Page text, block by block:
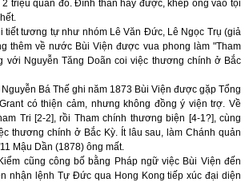
triệu quan đó. Đình thần hay được, khép ông vào tội
tiết tương tự như nhóm Lê Văn Đức, Lê Ngọc Trụ (giả
thêm về nước Bùi Viện được vua phong làm "Tham
với Nguyễn Tăng Doãn coi việc thương chính ở Bắc
Bá Thế ghi năm 1873 Bùi Viện được gặp Tổng
có thiện cảm, nhưng không đồng ý viện trợ. Về
Tri [2-2], rồi Tham chính thương biện [4-1?], cùng
thương chính ở Bắc Kỳ. Ít lâu sau, làm Chánh quản
Mậu Dần (1878) ông mất.
cũng công bố bằng Pháp ngữ việc Bùi Viện đến
nhận lệnh Tự Đức qua Hong Kong tiếp xúc đại diện